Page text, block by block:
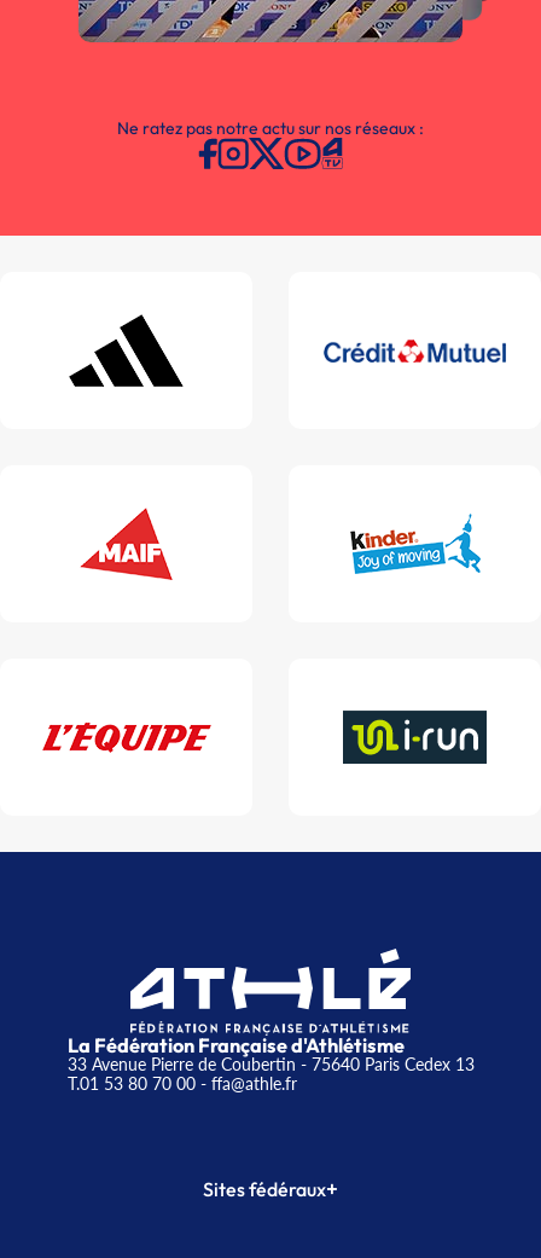
Ne ratez pas notre actu sur nos réseaux :
La Fédération Française d'Athlétisme
33 Avenue Pierre de Coubertin - 75640 Paris Cedex 13
T.01 53 80 70 00- ffa@athle.fr
Sites fédéraux+